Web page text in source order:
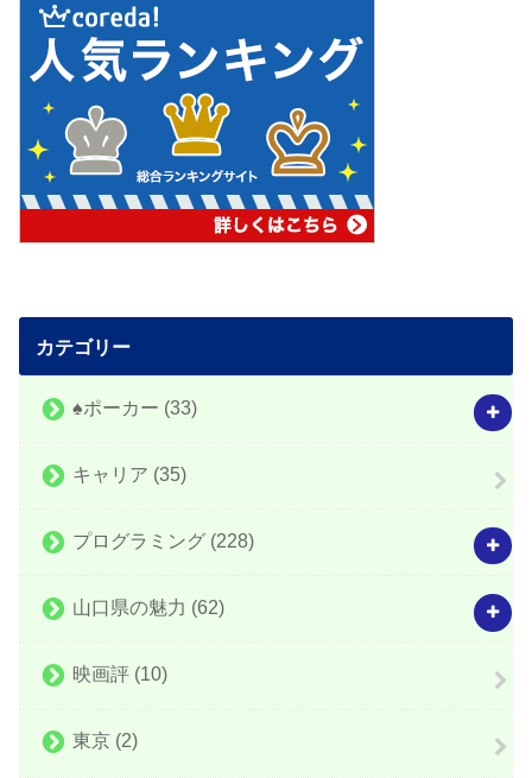
カテゴリー
♠️ポーカー (33)
キャリア (35)
プログラミング (228)
山口県の魅力 (62)
映画評 (10)
東京 (2)